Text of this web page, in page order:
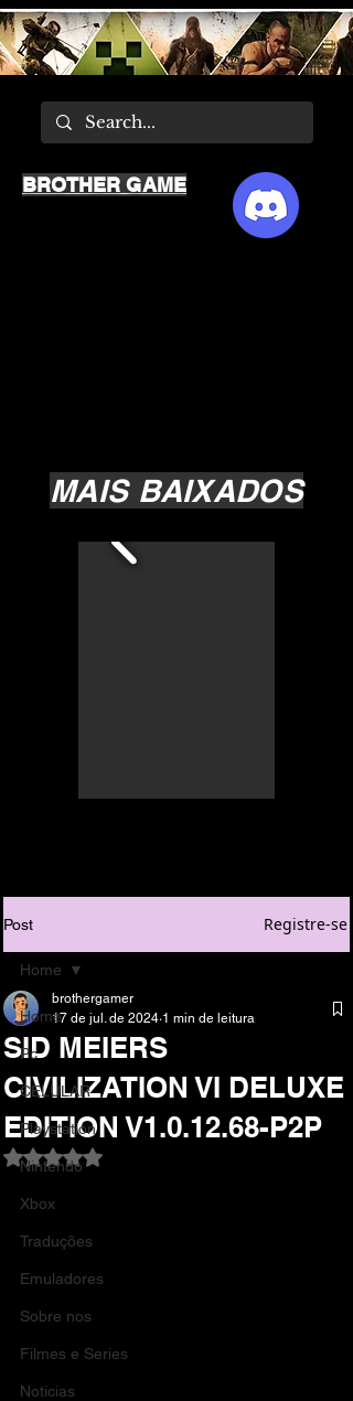
MAIS BAIXADOS
BROTHER GAME
Post Registre-se
Home
Pc
CELULAR
Playstation
Nintendo
Xbox
Traduções
Emuladores
Sobre nos
Filmes e Series
Noticias
Home
SID MEIERS
CIVILIZATION VI DELUXE
EDITION V1.0.12.68-P2P
brothergamer
17 de jul. de 2024 1 min de leitura
Avaliado com NaN de 5 estrelas.